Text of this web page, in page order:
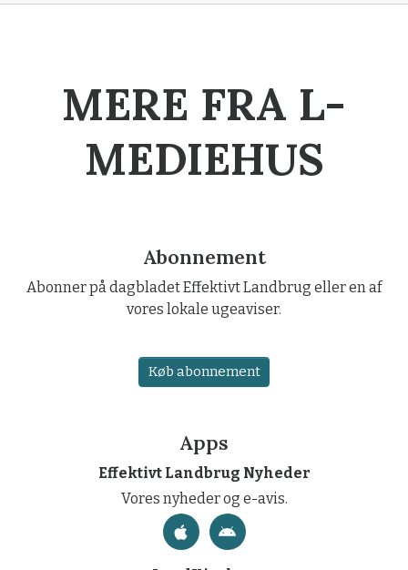
MERE FRA L-
MEDIEHUS
Abonnement
Abonner på dagbladet Effektivt Landbrug eller en af
vores lokale ugeaviser.
Køb abonnement
Apps
Effektivt Landbrug Nyheder
Vores nyheder og e-avis.